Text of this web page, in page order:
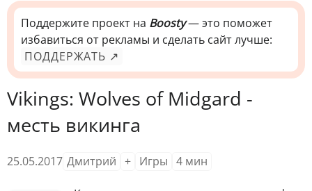
КОМПЬЮТЕР
СИСТЕМА
Поддержите проект на Boosty— это поможет
избавиться от рекламы и сделать сайт лучше:
ПОДДЕРЖАТЬ ↗
Vikings: Wolves of Midgard -
месть викинга
25.05.2017 Дмитрий + Игры 4 мин